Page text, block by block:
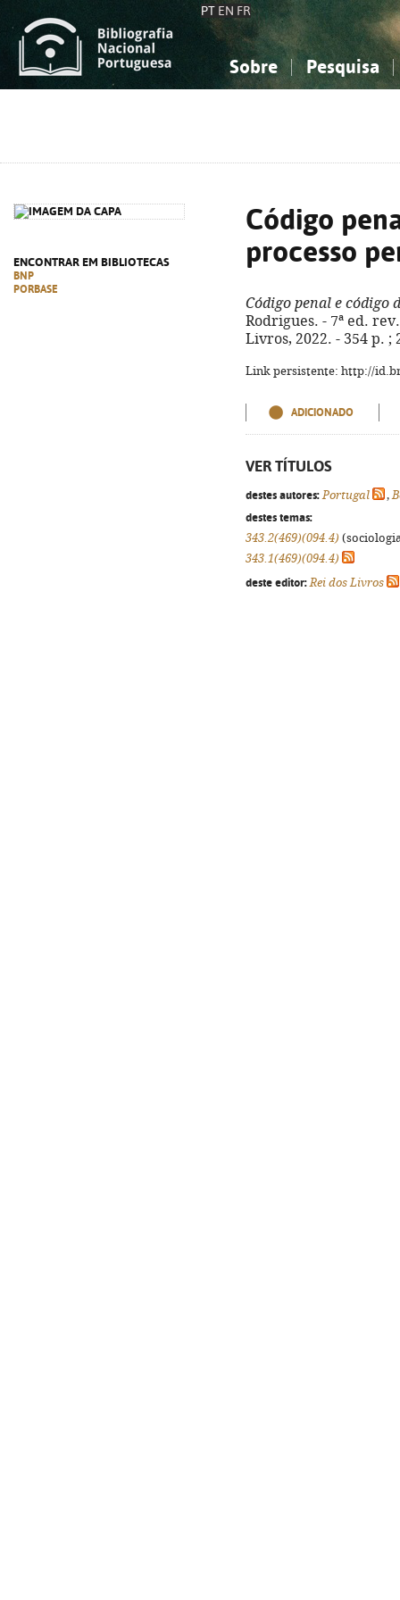
PT EN FR
Sobre Pesquisa
ENCONTRAR EM BIBLIOTECAS
BNP
PORBASE
Código
processo
Código penal e código
Rodrigues. - 7ª ed.
Livros, 2022. - 354 p. ;
Link persistente: http://
ADICIONADO
VER TÍTULOS
destes autores: Portugal ,
destes temas:
343.2(469)(094.4)
343.1(469)(094.4)
deste editor: Rei dos Livros